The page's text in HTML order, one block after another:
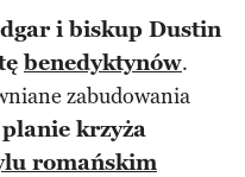
i biskup Dustin
benedyktynów.
zabudowania
krzyża
romańskim